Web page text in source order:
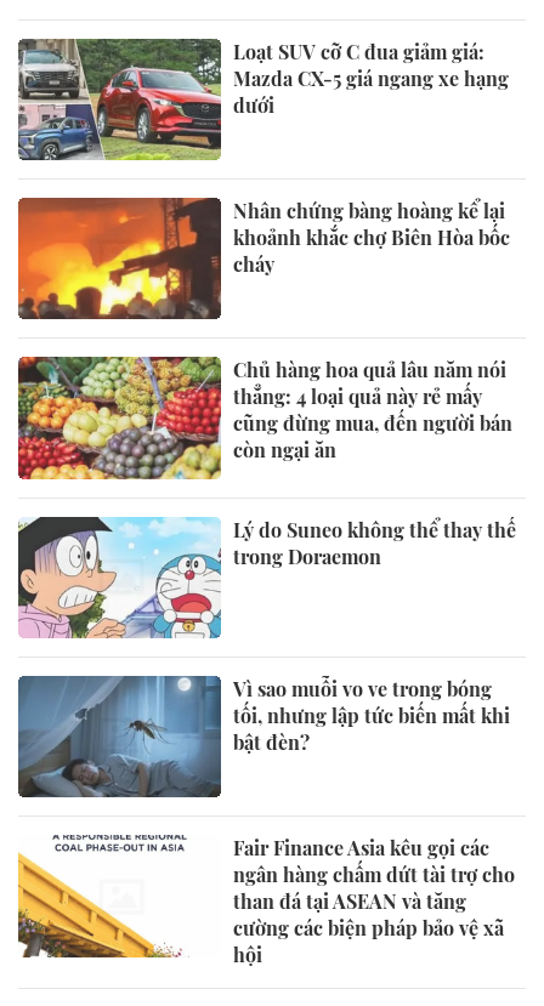
Loạt SUV cỡ C đua giảm giá:
Mazda CX-5 giá ngang xe hạng
dưới
Nhân chứng bàng hoàng kể lại
khoảnh khắc chợ Biên Hòa bốc
cháy
Chủ hàng hoa quả lâu năm nói
thẳng: 4 loại quả này rẻ mấy
cũng đừng mua, đến người bán
còn ngại ăn
Lý do Suneo không thể thay thế
trong Doraemon
Vì sao muỗi vo ve trong bóng
tối, nhưng lập tức biến mất khi
bật đèn?
Fair Finance Asia kêu gọi các
ngân hàng chấm dứt tài trợ cho
than đá tại ASEAN và tăng
cường các biện pháp bảo vệ xã
hội